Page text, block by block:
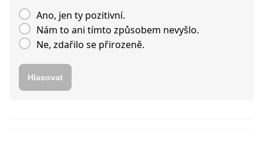
Ano, jen ty pozitivní.
Nám to ani tímto způsobem nevyšlo.
Ne, zdařilo se přirozeně.
Hlasovat